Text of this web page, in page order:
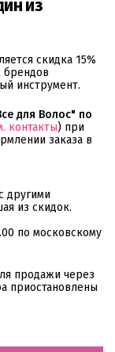
из
скидка 15%
брендов
инструмент.
для Волос" по
контакты) при
заказа в
другими
из скидок.
по московскому
продажи через
приостановлены